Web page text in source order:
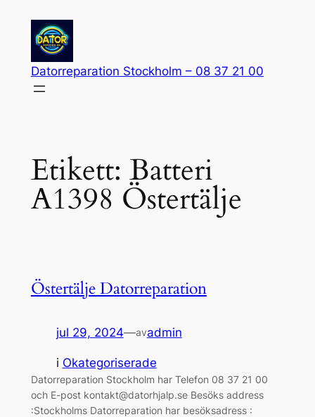
innehåll
Datorreparation Stockholm – 08 37 21 00
Etikett: Batteri
A1398 Östertälje
Östertälje Datorreparation
jul 29, 2024—avadmin
i Okategoriserade
Datorreparation Stockholm har Telefon 08 37 21 00
och E-post kontakt@datorhjalp.se Besöks address
:Stockholms Datorreparation har besöksadress :